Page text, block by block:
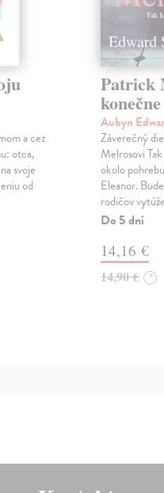
a cez
otca,
svoje
od
Patrick
Aubyn
Záverečný
Melrosovi
okolo
Eleanor.
rodičov
Do 5 dní
14,16 €
14,90 € ?